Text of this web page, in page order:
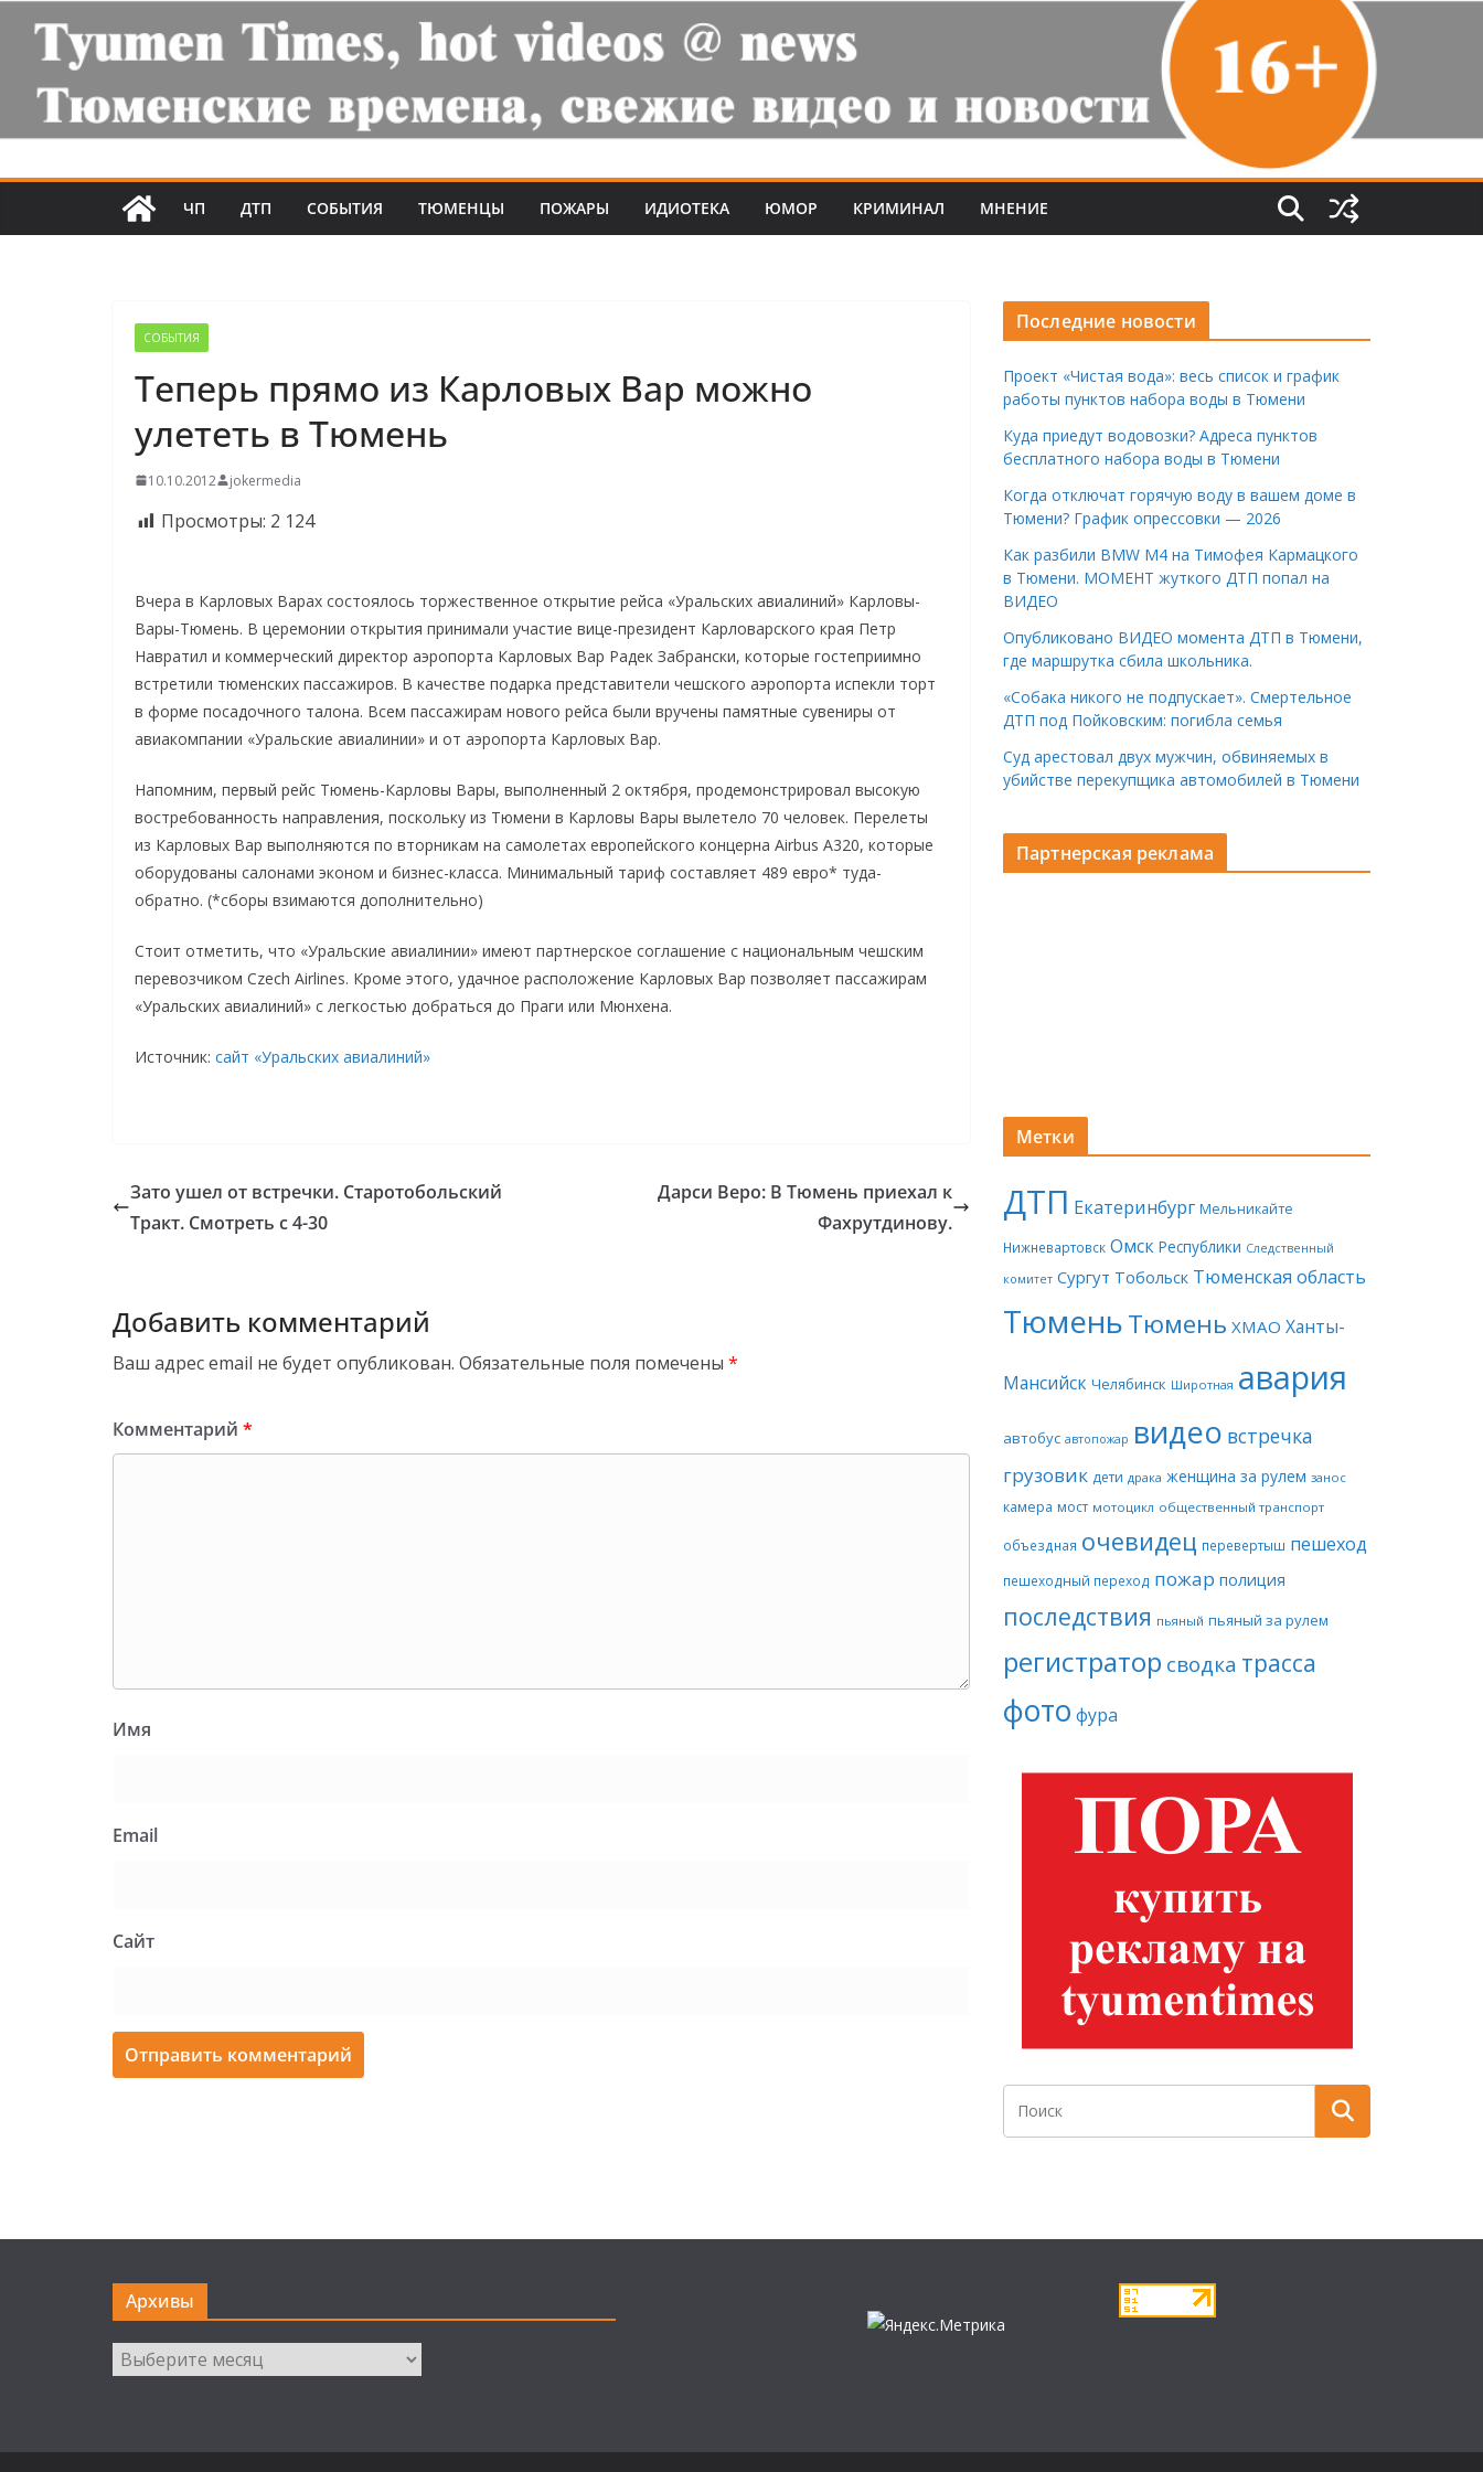
ЧП ДТП СОБЫТИЯ ТЮМЕНЦЫ ПОЖАРЫ ИДИОТЕКА ЮМОР КРИМИНАЛ МНЕНИЕ
СОБЫТИЯ
Теперь прямо из Карловых Вар можно
улететь в Тюмень
10.10.2012 jokermedia
Просмотры: 2 124
Вчера в Карловых Варах состоялось торжественное открытие рейса «Уральских авиалиний» Карловы-
Вары-Тюмень. В церемонии открытия принимали участие вице-президент Карловарского края Петр
Навратил и коммерческий директор аэропорта Карловых Вар Радек Забрански, которые гостеприимно
встретили тюменских пассажиров. В качестве подарка представители чешского аэропорта испекли торт
в форме посадочного талона. Всем пассажирам нового рейса были вручены памятные сувениры от
авиакомпании «Уральские авиалинии» и от аэропорта Карловых Вар.
Напомним, первый рейс Тюмень-Карловы Вары, выполненный 2 октября, продемонстрировал высокую
востребованность направления, поскольку из Тюмени в Карловы Вары вылетело 70 человек. Перелеты
из Карловых Вар выполняются по вторникам на самолетах европейского концерна Airbus A320, которые
оборудованы салонами эконом и бизнес-класса. Минимальный тариф составляет 489 евро* туда-
обратно. (*сборы взимаются дополнительно)
Стоит отметить, что «Уральские авиалинии» имеют партнерское соглашение с национальным чешским
перевозчиком Czech Airlines. Кроме этого, удачное расположение Карловых Вар позволяет пассажирам
«Уральских авиалиний» с легкостью добраться до Праги или Мюнхена.
Источник: сайт «Уральских авиалиний»
Зато ушел от встречки. Старотобольский
Тракт. Смотреть с 4-30
Дарси Веро: В Тюмень приехал к
Фахрутдинову.
Добавить комментарий
Ваш адрес email не будет опубликован. Обязательные поля помечены *
Комментарий *
Имя
Email
Сайт
Последние новости
Проект «Чистая вода»: весь список и график
работы пунктов набора воды в Тюмени
Куда приедут водовозки? Адреса пунктов
бесплатного набора воды в Тюмени
Когда отключат горячую воду в вашем доме в
Тюмени? График опрессовки — 2026
Как разбили BMW M4 на Тимофея Кармацкого
в Тюмени. МОМЕНТ жуткого ДТП попал на
ВИДЕО
Опубликовано ВИДЕО момента ДТП в Тюмени,
где маршрутка сбила школьника.
«Собака никого не подпускает». Смертельное
ДТП под Пойковским: погибла семья
Суд арестовал двух мужчин, обвиняемых в
убийстве перекупщика автомобилей в Тюмени
Партнерская реклама
Метки
ДТП Екатеринбург Мельникайте
Нижневартовск Омск Республики Следственный
комитет Сургут Тобольск Тюменская область
ТюменьТюмень ХМАО Ханты-
Мансийск Челябинск Широтная авария
автобус автопожар видео встречка
грузовик дети драка женщина за рулем занос
камера мост мотоцикл общественный транспорт
объездная очевидец перевертыш пешеход
пешеходный переход пожар полиция
последствия пьяный пьяный за рулем
регистратор сводка трасса
фото фура
Архивы
Архивы